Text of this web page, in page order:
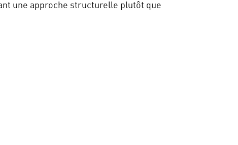
une approche structurelle plutôt que